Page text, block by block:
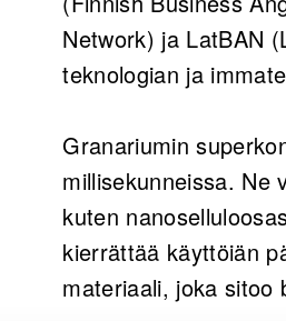
Granariumin
tavoitteita
Granariumin
vastaa
Yrityksellä on
Network) ja LatBAN
teknologian ja
Granariumin
millisekunneissa. Ne
kuten
kierrättää käyttöiän
materiaali, joka sitoo